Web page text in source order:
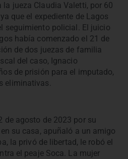
jueza Claudia Valetti, por 60
que el expediente de Lagos
seguimiento policial. El juicio
había comenzado el 21 de
de dos juezas de familia
del caso, Ignacio
de prisión para el imputado,
eliminativas.
de agosto de 2023 por su
su casa, apuñaló a un amigo
la privó de libertad, le robó el
el peaje Soca. La mujer